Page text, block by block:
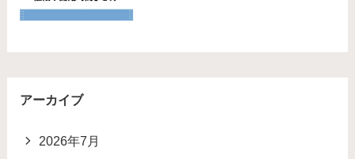
アーカイブ
2026年7月